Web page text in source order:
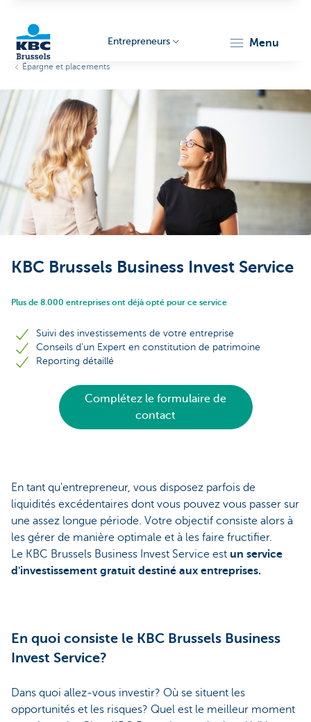
Entrepreneurs
Entrepreneurs menu
Épargne et placements
KBC Brussels Business Invest Service
Plus de 8.000 entreprises ont déjà opté pour ce service
Suivi des investissements de votre entreprise
Conseils d'un Expert en constitution de patrimoine
Reporting détaillé
Complétez le formulaire de
contact
En tant qu'entrepreneur, vous disposez parfois de
liquidités excédentaires dont vous pouvez vous passer sur
une assez longue période. Votre objectif consiste alors à
les gérer de manière optimale et à les faire fructifier.
Le KBC Brussels Business Invest Service est un service
d'investissement gratuit destiné aux entreprises.
En quoi consiste le KBC Brussels Business
Invest Service?
Dans quoi allez-vous investir? Où se situent les
opportunités et les risques? Quel est le meilleur moment